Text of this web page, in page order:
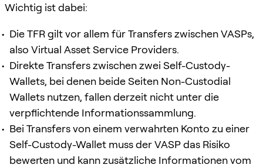
Wichtig ist dabei:
Die TFR gilt vor allem für Transfers zwischen VASPs,
also Virtual Asset Service Providers.
Direkte Transfers zwischen zwei Self-Custody-
Wallets, bei denen beide Seiten Non-Custodial
Wallets nutzen, fallen derzeit nicht unter die
verpflichtende Informationssammlung.
Bei Transfers von einem verwahrten Konto zu einer
Self-Custody-Wallet muss der VASP das Risiko
bewerten und kann zusätzliche Informationen vom